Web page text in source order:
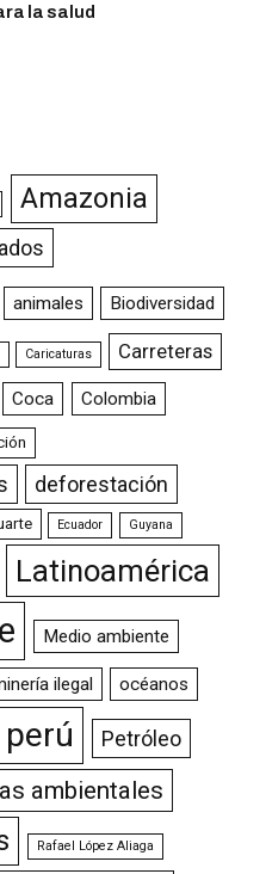
la salud
Amazonia
animales Biodiversidad
Caricaturas Carreteras
Coca Colombia
deforestación
Ecuador Guyana
Latinoamérica
Medio ambiente
ilegal océanos
perú Petróleo
ambientales
Rafael López Aliaga